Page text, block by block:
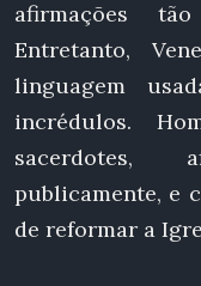
afirmações
Entretanto,
linguagem
incrédulos.
sacerdotes,
publicamente, e
de reformar a